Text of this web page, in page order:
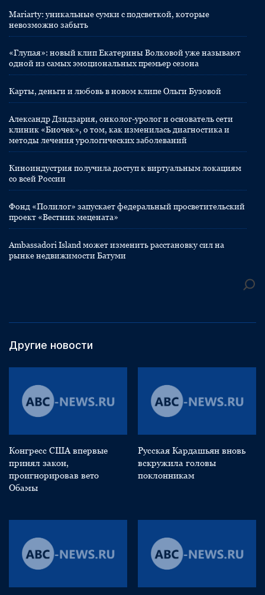
Mariarty: уникальные сумки с подсветкой, которые
невозможно забыть
«Глупая»: новый клип Екатерины Волковой уже называют
одной из самых эмоциональных премьер сезона
Карты, деньги и любовь в новом клипе Ольги Бузовой
Александр Дзидзария, онколог-уролог и основатель сети
клиник «Биочек», о том, как изменилась диагностика и
методы лечения урологических заболеваний
Киноиндустрия получила доступ к виртуальным локациям
со всей России
Фонд «Полилог» запускает федеральный просветительский
проект «Вестник мецената»
Ambassadori Island может изменить расстановку сил на
рынке недвижимости Батуми
Другие новости
Конгресс США впервые
принял закон,
проигнорировав вето
Обамы
Русская Кардашьян вновь
вскружила головы
поклонникам